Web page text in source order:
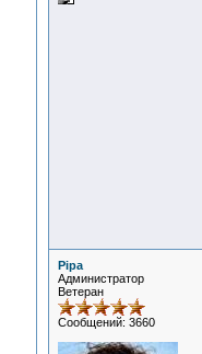
Pipa
Администратор
Ветеран
Сообщений: 3660